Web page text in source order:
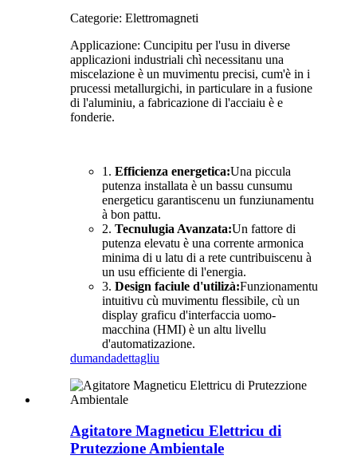
Categorie: Elettromagneti
Applicazione: Cuncipitu per l'usu in diverse
applicazioni industriali chì necessitanu una
miscelazione è un muvimentu precisi, cum'è in i
prucessi metallurgichi, in particulare in a fusione
di l'aluminiu, a fabricazione di l'acciaiu è e
fonderie.
1. Efficienza energetica:Una piccula
putenza installata è un bassu cunsumu
energeticu garantiscenu un funziunamentu
à bon pattu.
2. Tecnulugia Avanzata:Un fattore di
putenza elevatu è una corrente armonica
minima di u latu di a rete cuntribuiscenu à
un usu efficiente di l'energia.
3. Design faciule d'utilizà:Funzionamentu
intuitivu cù muvimentu flessibile, cù un
display graficu d'interfaccia uomo-
macchina (HMI) è un altu livellu
d'automatizazione.
dumandadettagliu
Agitatore Magneticu Elettricu di
Prutezzione Ambientale